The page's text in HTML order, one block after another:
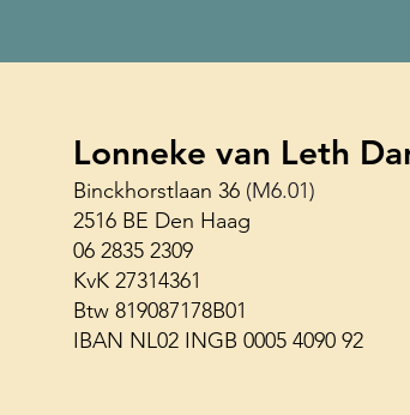
Lonneke van Leth
Binckhorstlaan 36 (M6.01)
2516 BE Den Haag
06 2835 2309
KvK 27314361
Btw 819087178B01
IBAN NL02 INGB 0005 4090 92